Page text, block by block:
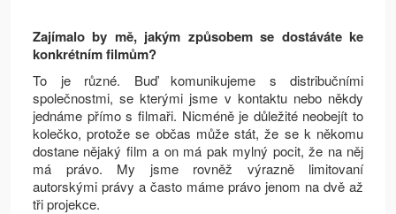
Zajímalo by mě, jakým způsobem se dostáváte ke
konkrétním filmům?
To je různé. Buď komunikujeme s distribučními
společnostmi, se kterými jsme v kontaktu nebo někdy
jednáme přímo s filmaři. Nicméně je důležité neobejít to
kolečko, protože se občas může stát, že se k někomu
dostane nějaký film a on má pak mylný pocit, že na něj
má právo. My jsme rovněž výrazně limitovaní
autorskými právy a často máme právo jenom na dvě až
tři projekce.